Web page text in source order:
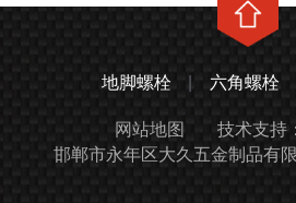
地脚螺栓 六角螺栓
网站地图
技术支持
邯郸市永年区大久五金制品有